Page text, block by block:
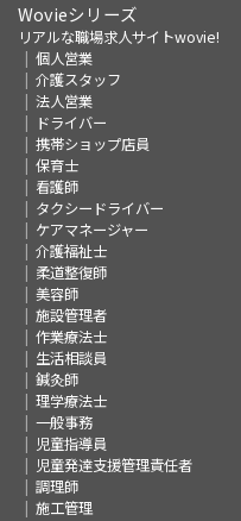
Wovieシリーズ
リアルな職場求人サイトwovie!
個人営業
介護スタッフ
法人営業
ドライバー
携帯ショップ店員
保育士
看護師
タクシードライバー
ケアマネージャー
介護福祉士
柔道整復師
美容師
施設管理者
作業療法士
生活相談員
鍼灸師
理学療法士
一般事務
児童指導員
児童発達支援管理責任者
調理師
施工管理